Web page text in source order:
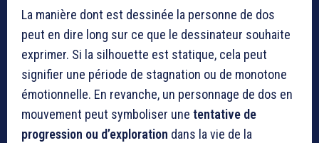
La manière dont est dessinée la personne de dos
peut en dire long sur ce que le dessinateur souhaite
exprimer. Si la silhouette est statique, cela peut
signifier une période de stagnation ou de monotone
émotionnelle. En revanche, un personnage de dos en
mouvement peut symboliser une tentative de
progression ou d’exploration dans la vie de la